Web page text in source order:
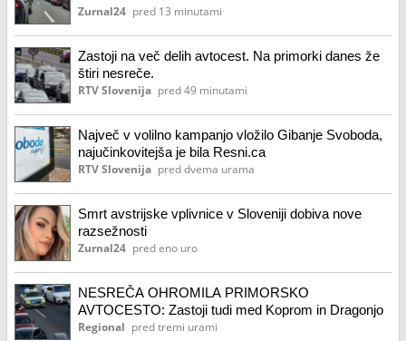
Zurnal24 pred 13 minutami
Zastoji na več delih avtocest. Na primorki danes že
štiri nesreče.
RTV Slovenija pred 49 minutami
Največ v volilno kampanjo vložilo Gibanje Svoboda,
najučinkovitejša je bila Resni.ca
RTV Slovenija pred dvema urama
Smrt avstrijske vplivnice v Sloveniji dobiva nove
razsežnosti
Zurnal24 pred eno uro
NESREČA OHROMILA PRIMORSKO
AVTOCESTO: Zastoji tudi med Koprom in Dragonjo
Regional pred tremi urami